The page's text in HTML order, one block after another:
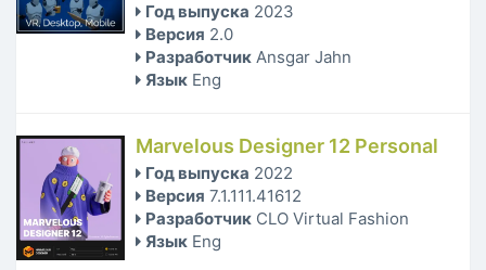
Год выпуска 2023
Версия 2.0
Разработчик Ansgar Jahn
Язык Eng
Marvelous Designer 12 Personal
Год выпуска 2022
Версия 7.1.111.41612
Разработчик CLO Virtual Fashion
Язык Eng